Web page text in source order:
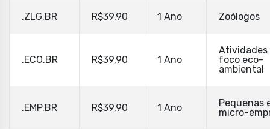
.ZLG.BR R$39,90 1 Ano Zoólogos
.ECO.BR R$39,90 1 Ano
Atividades
foco eco-
ambiental
.EMP.BR R$39,90 1 Ano
Pequenas
micro-